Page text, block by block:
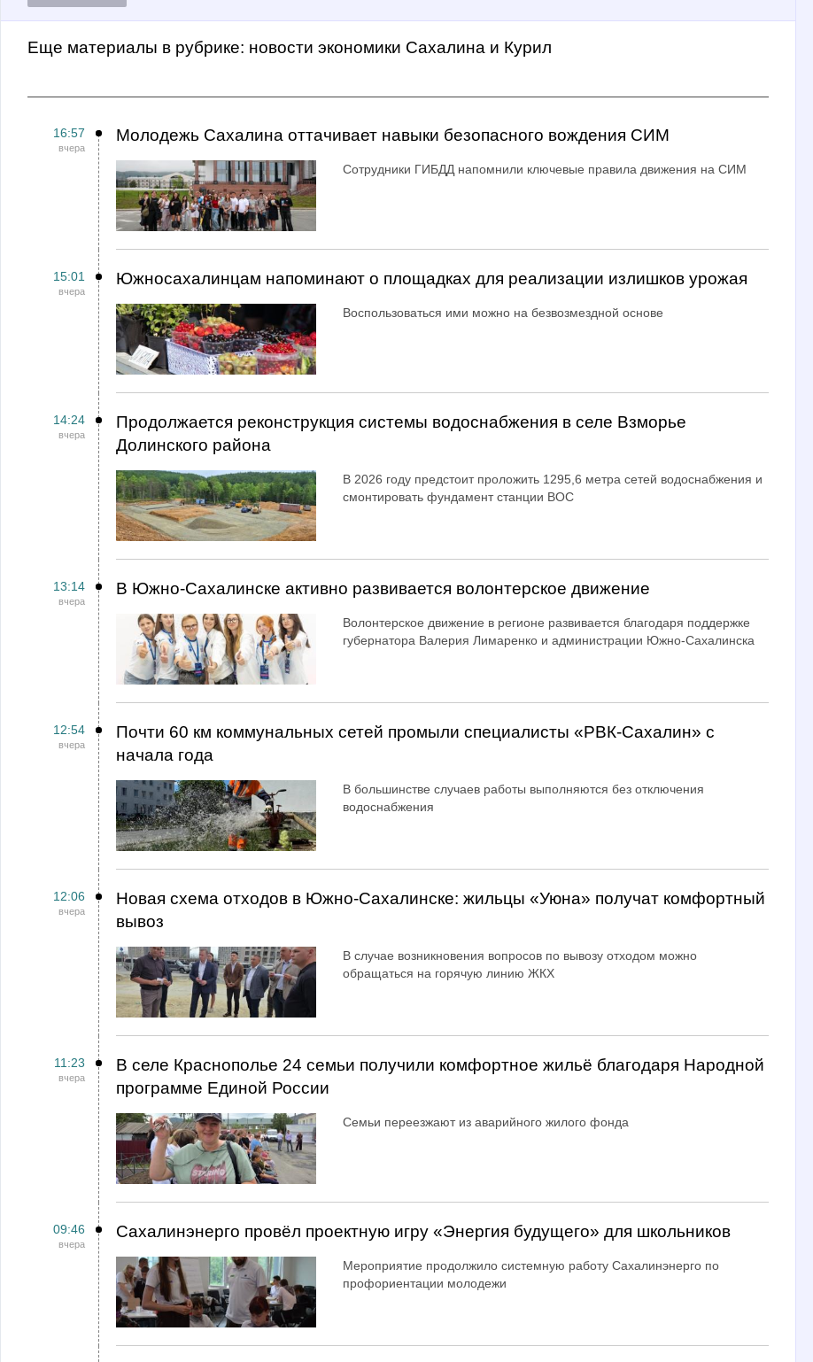
Еще материалы в рубрике: Новости экономики Сахалина и Курил
16:57
вчера
Молодежь Сахалина оттачивает навыки безопасного вождения СИМ
Сотрудники ГИБДД напомнили ключевые правила движения на СИМ
15:01
вчера
Южносахалинцам напоминают о площадках для реализации излишков урожая
Воспользоваться ими можно на безвозмездной основе
14:24
вчера
Продолжается реконструкция системы водоснабжения в селе Взморье
Долинского района
В 2026 году предстоит проложить 1295,6 метра сетей водоснабжения и
смонтировать фундамент станции ВОС
13:14
вчера
В Южно-Сахалинске активно развивается волонтерское движение
Волонтерское движение в регионе развивается благодаря поддержке
губернатора Валерия Лимаренко и администрации Южно-Сахалинска
12:54
вчера
Почти 60 км коммунальных сетей промыли специалисты «РВК‑Сахалин» с
начала года
В большинстве случаев работы выполняются без отключения
водоснабжения
12:06
вчера
Новая схема отходов в Южно-Сахалинске: жильцы «Уюна» получат комфортный
вывоз
В случае возникновения вопросов по вывозу отходом можно
обращаться на горячую линию ЖКХ
11:23
вчера
В селе Краснополье 24 семьи получили комфортное жильё благодаря Народной
программе Единой России
Семьи переезжают из аварийного жилого фонда
09:46
вчера
Сахалинэнерго провёл проектную игру «Энергия будущего» для школьников
Мероприятие продолжило системную работу Сахалинэнерго по
профориентации молодежи